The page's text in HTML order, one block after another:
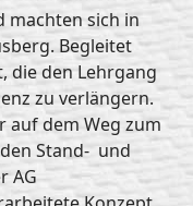
machten sich in
Begleitet
die den Lehrgang
zu verlängern.
auf dem Weg zum
Stand- und
AG